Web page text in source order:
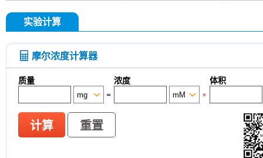
Nitroquinoline 1-oxide
oil
Substance P TFA Skimmianine
Rhizoma Extract
Achyranthes bidentata root
Pyruvate
CD62p)
Samrotamab (Anti-LRRC15 / LIB)
(Anti-Sortilin / SORT1)
Anti-mouse Ly6G/Ly6C
InVivo
Anti-rat Kappa Immunoglobulin Light
[A13D20]
LKB1 Antibody (Rabbit mAb) [G3P15]
[B12L19]
CNPase Antibody (Rabbit mAb)
(Rabbit mAb) [J23P13]
Cytokeratin 17
(Rabbit mAb) [A17G4]
NDUFB8 Antibody
实验计算
摩尔浓度计算器
质量 浓度
体积
=
×
计算 重置